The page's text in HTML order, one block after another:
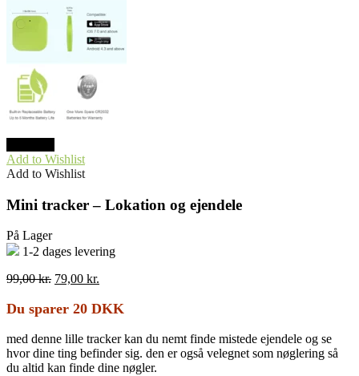
Add to Wishlist
Add to Wishlist
Mini tracker – Lokation og ejendele
På Lager
1-2 dages levering
99,00kr. Den
pris
99,00 kr..
79,00 kr.
pris
79,00 kr..
Du sparer 20 DKK
med denne lille tracker kan du nemt finde mistede ejendele og se
hvor dine ting befinder sig. den er også velegnet som nøglering så
du altid kan finde dine nøgler.